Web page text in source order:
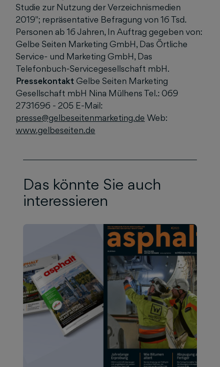
Studie zur Nutzung der Verzeichnismedien
2019"; repräsentative Befragung von 16 Tsd.
Personen ab 16 Jahren, In Auftrag gegeben von:
Gelbe Seiten Marketing GmbH, Das Örtliche
Service- und Marketing GmbH, Das
Telefonbuch-Servicegesellschaft mbH.
Pressekontakt Gelbe Seiten Marketing
Gesellschaft mbH Nina Mülhens Tel.: 069
2731696 - 205 E-Mail:
presse@gelbeseitenmarketing.de Web:
www.gelbeseiten.de
Das könnte Sie auch
interessieren